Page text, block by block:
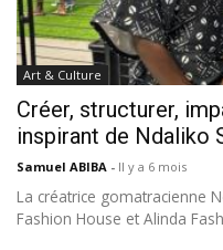
Art & Culture
Créer, structurer,
inspirant de Ndaliko
Samuel ABIBA - Il y a 6 mois
La créatrice gomatracienne
Fashion House et Alinda